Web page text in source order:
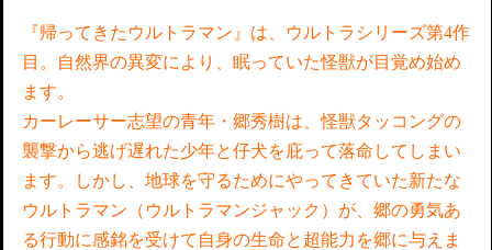
『帰ってきたウルトラマン』は、ウルトラシリーズ第4作
目。自然界の異変により、眠っていた怪獣が目覚め始め
ます。
カーレーサー志望の青年・郷秀樹は、怪獣タッコングの
襲撃から逃げ遅れた少年と仔犬を庇って落命してしまい
ます。しかし、地球を守るためにやってきていた新たな
ウルトラマン（ウルトラマンジャック）が、郷の勇気あ
る行動に感銘を受けて自身の生命と超能力を郷に与えま